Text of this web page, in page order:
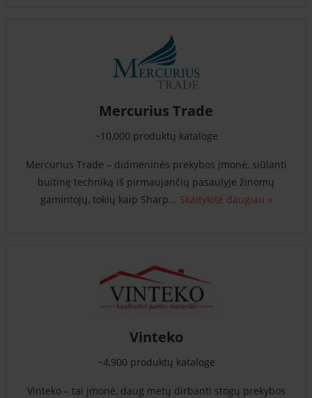
Mercurius Trade
~10,000 produktų kataloge
Mercurius Trade – didmeninės prekybos įmonė, siūlanti
buitinę techniką iš pirmaujančių pasaulyje žinomų
gamintojų, tokių kaip Sharp... Skaitykite daugiau »
Vinteko
~4,900 produktų kataloge
Vinteko – tai įmonė, daug metų dirbanti stogų prekybos